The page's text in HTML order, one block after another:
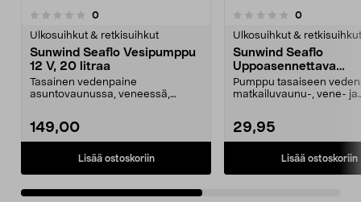
0arvostelut
Ulkosuihkut & retkisuihkut
Sunwind Seaflo Vesipumppu
12 V, 20 litraa
Tasainen vedenpaine
asuntovaunussa, veneessä,
149,00
Lisää ostoskoriin
0.0 viidestä
0arvostelut
Ulkosuihkut & retkisuihkut
Sunwind Seaflo
Uppoasennettava
vesipumppu 12 V, 12
Pumppu tasaiseen
matkailuvaunu-, vene- ja
29,95
Lisää ostoskoriin
0.0 viidestä